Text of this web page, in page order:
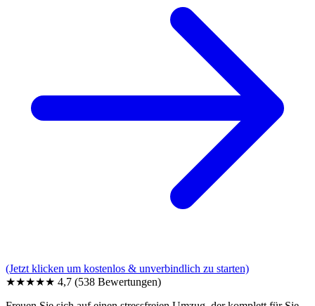
(Jetzt klicken um kostenlos & unverbindlich zu starten)
★★★★★ 4,7 (538 Bewertungen)